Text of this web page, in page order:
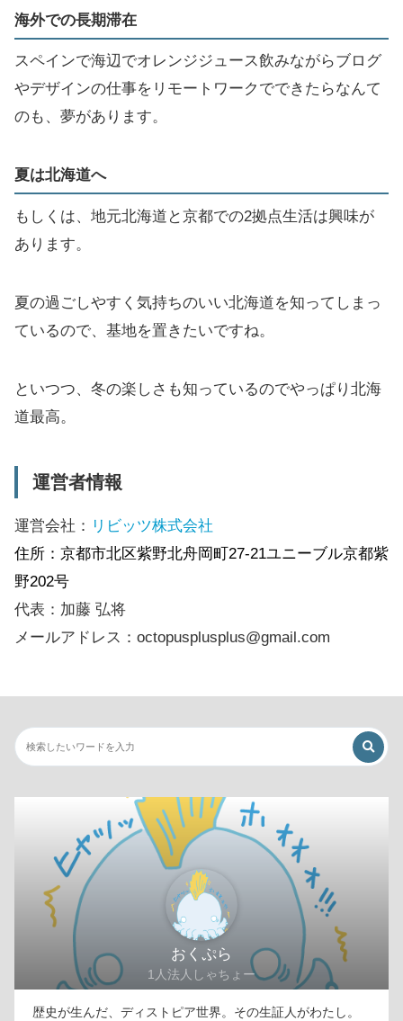
海外での長期滞在
スペインで海辺でオレンジジュース飲みながらブログ
やデザインの仕事をリモートワークでできたらなんて
のも、夢があります。
夏は北海道へ
もしくは、地元北海道と京都での2拠点生活は興味が
あります。
夏の過ごしやすく気持ちのいい北海道を知ってしまっ
ているので、基地を置きたいですね。
といつつ、冬の楽しさも知っているのでやっぱり北海
道最高。
運営者情報
運営会社： リビッツ株式会社
住所：京都市北区紫野北舟岡町27-21ユニーブル京都紫
野202号
代表：加藤 弘将
メールアドレス：octopusplusplus@gmail.com
おくぷら
1人法人しゃちょー
歴史が生んだ、ディストピア世界。その生証人がわたし。